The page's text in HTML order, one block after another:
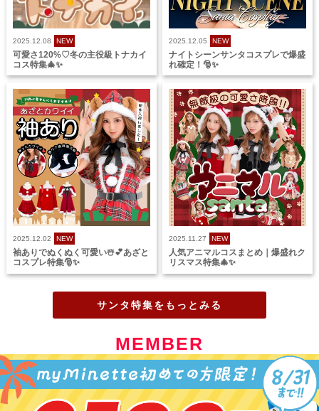
2025.12.08 NEW
可愛さ120%♡冬の主役級トナカイ
コス特集🎄✨
2025.12.05 NEW
ナイトシーンサンタコスプレで爆盛
れ確定！🎅✨
2025.12.02 NEW
袖ありでぬくぬく可愛い☃️💕あざと
コスプレ特集🎅✨
2025.11.27 NEW
人気アニマルコスまとめ｜爆盛れク
リスマス特集🎄✨
サンタ特集をもっとみる
MEMBER